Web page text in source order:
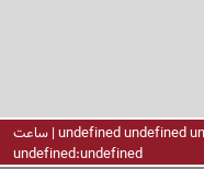
undefined undefined undefined undefined | ساعت
undefined:undefined